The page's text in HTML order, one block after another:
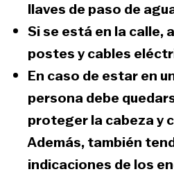
llaves de paso de
Si se está en la calle,
postes y cables
En caso de estar en
persona debe
proteger la cabeza y
Además, también
indicaciones de los